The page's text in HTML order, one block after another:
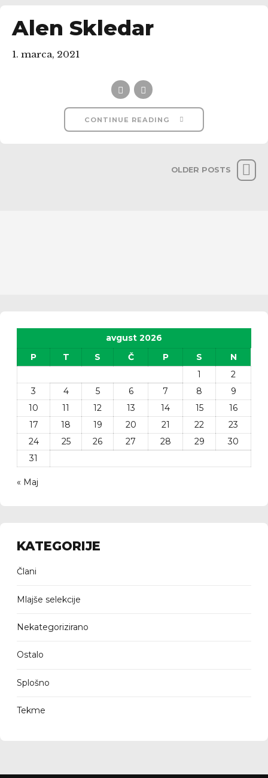
Alen Skledar
1. marca, 2021
CONTINUE READING
OLDER POSTS
avgust 2026
P
T S Č P S
N
1
2
3
4 5 6 7 8
9
10
11 12 13 14 15
16
17
18 19 20 21 22
23
24
25 26 27 28 29
30
31
« Maj
KATEGORIJE
Člani
Mlajše selekcije
Nekategorizirano
Ostalo
Splošno
Tekme